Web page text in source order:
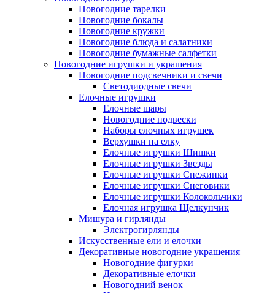
Новогодние тарелки
Новогодние бокалы
Новогодние кружки
Новогодние блюда и салатники
Новогодние бумажные салфетки
Новогодние игрушки и украшения
Новогодние подсвечники и свечи
Светодиодные свечи
Елочные игрушки
Елочные шары
Новогодние подвески
Наборы елочных игрушек
Верхушки на елку
Елочные игрушки Шишки
Елочные игрушки Звезды
Елочные игрушки Снежинки
Елочные игрушки Снеговики
Елочные игрушки Колокольчики
Елочная игрушка Щелкунчик
Мишура и гирлянды
Электрогирлянды
Искусственные ели и елочки
Декоративные новогодние украшения
Новогодние фигурки
Декоративные елочки
Новогодний венок